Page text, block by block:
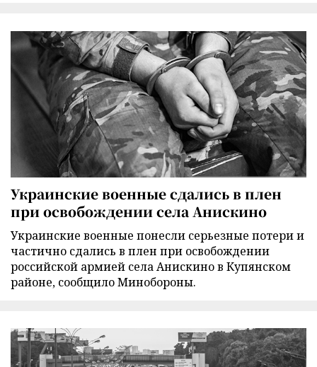
Украинские военные сдались в плен
при освобождении села Анискино
Украинские военные понесли серьезные потери и
частично сдались в плен при освобождении
российской армией села Анискино в Купянском
районе, сообщило Минобороны.